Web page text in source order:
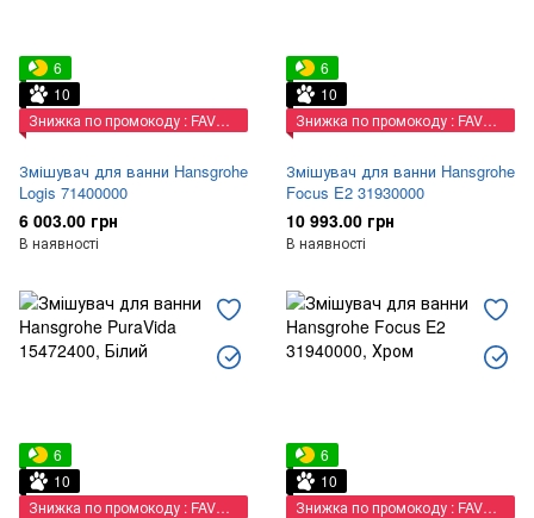
6
10
Знижка по промокоду : FAVORIT
Змішувач для ванни Hansgrohe
Logis 71400000
6 003.00 грн
В наявності
6
10
Знижка по промокоду : FAVORIT
Змішувач для ванни Hansgrohe
Focus E2 31930000
10 993.00 грн
В наявності
6
10
Знижка по промокоду : FAVORIT
6
10
Знижка по промокоду : FAVORIT